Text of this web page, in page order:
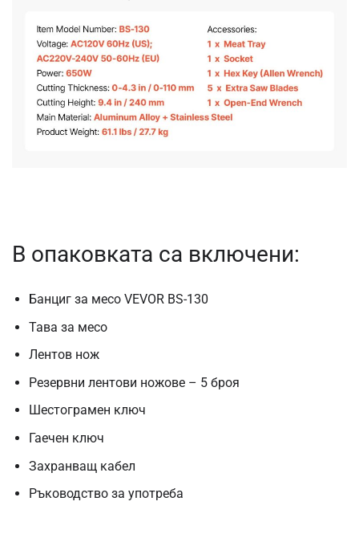
В опаковката са включени:
Банциг за месо VEVOR BS-130
Тава за месо
Лентов нож
Резервни лентови ножове – 5 броя
Шестограмен ключ
Гаечен ключ
Захранващ кабел
Ръководство за употреба